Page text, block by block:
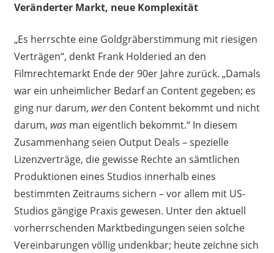
Veränderter Markt, neue Komplexität
„Es herrschte eine Goldgräberstimmung mit riesigen
Verträgen“, denkt Frank Holderied an den
Filmrechtemarkt Ende der 90er Jahre zurück. „Damals
war ein unheimlicher Bedarf an Content gegeben; es
ging nur darum, werden Content bekommt und nicht
darum, wasman eigentlich bekommt.“ In diesem
Zusammenhang seien Output Deals – spezielle
Lizenzverträge, die gewisse Rechte an sämtlichen
Produktionen eines Studios innerhalb eines
bestimmten Zeitraums sichern – vor allem mit US-
Studios gängige Praxis gewesen. Unter den aktuell
vorherrschenden Marktbedingungen seien solche
Vereinbarungen völlig undenkbar; heute zeichne sich